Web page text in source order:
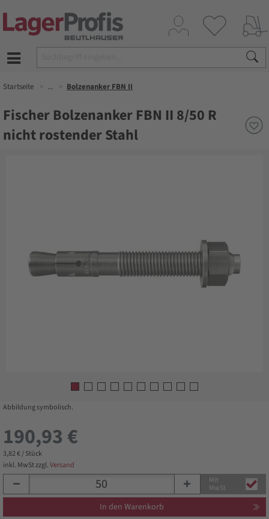
Startseite ... Bolzenanker FBN II
Fischer Bolzenanker FBN II 8/50 R
nicht rostender Stahl
Abbildung symbolisch.
190,93 €
3,82 € / Stück
inkl. MwSt zzgl.Versand
Mit
MwSt
In den Warenkorb